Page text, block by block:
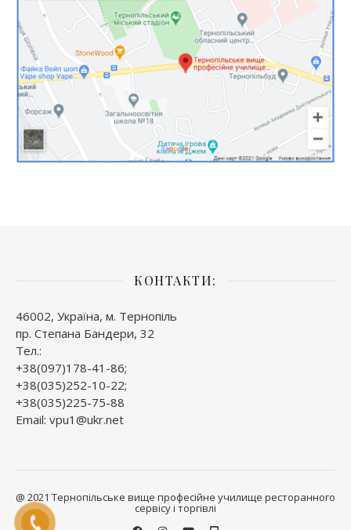
КОНТАКТИ:
46002, Україна, м. Тернопіль
пр. Степана Бандери, 32
Тел.:
+38(097)178-41-86;
+38(035)252-10-22;
+38(035)225-75-88
Email: vpu1@ukr.net
@ 2021 Тернопільське вище професійне училище ресторанного
сервісу і торгівлі